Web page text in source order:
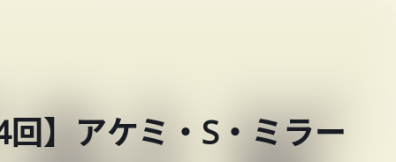
回】アケミ・S・ミラー